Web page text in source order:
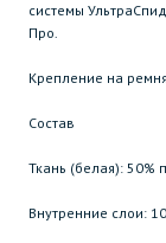
системы УльтраСпид
Про.
Крепление на
Состав
Ткань (белая): 50%
Внутренние слои: